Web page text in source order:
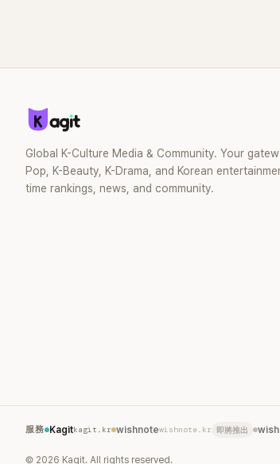
Global K-Culture Media & Community. Your
Pop, K-Beauty, K-Drama, and Korean
time rankings, news, and community.
服務 Kagitkagit.kr wishnotewishnote.kr 即將推出
© 2026 Kagit. All rights reserved.